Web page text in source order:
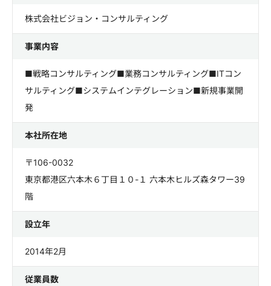
株式会社ビジョン・コンサルティング
事業内容
■戦略コンサルティング■業務コンサルティング■ITコン
サルティング■システムインテグレーション■新規事業開
発
本社所在地
〒106-0032
東京都港区六本木６丁目１０-１ 六本木ヒルズ森タワー39
階
設立年
2014年2月
従業員数